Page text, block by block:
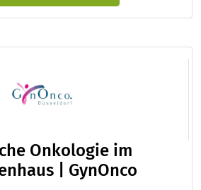
Onkologie im
| GynOnco